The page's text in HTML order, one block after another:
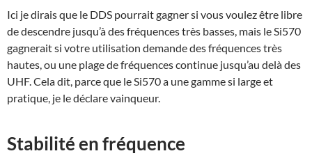
Ici je dirais que le DDS pourrait gagner si vous voulez être libre
de descendre jusqu’à des fréquences très basses, mais le Si570
gagnerait si votre utilisation demande des fréquences très
hautes, ou une plage de fréquences continue jusqu’au delà des
UHF. Cela dit, parce que le Si570 a une gamme si large et
pratique, je le déclare vainqueur.
Stabilité en fréquence